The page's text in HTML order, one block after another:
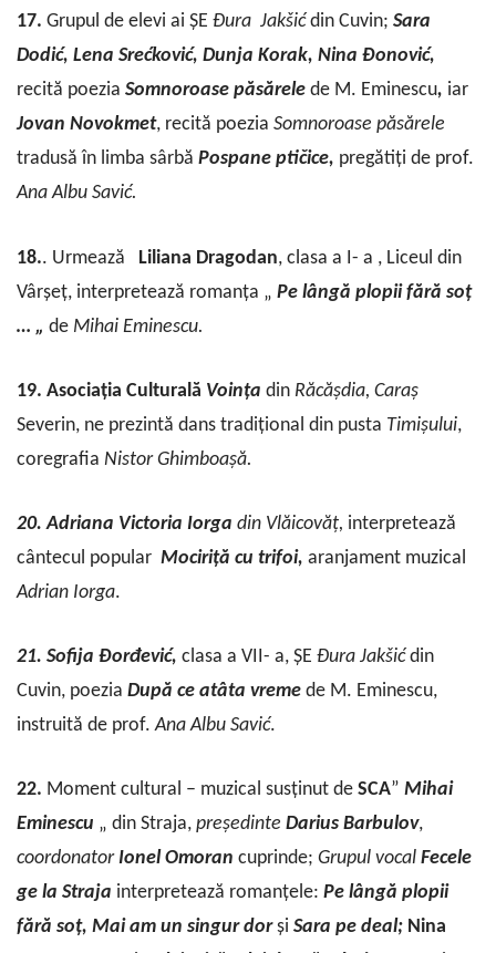
17. Grupul de elevi ai ȘE Đura Jakšićdin Cuvin; Sara
Dodić, Lena Srećković, Dunja Korak, Nina Đonović,
recită poezia Somnoroase păsărele de M. Eminescu, iar
Jovan Novokmet, recită poezia Somnoroase păsărele
tradusă în limba sârbă Pospane ptičice, pregătiți de prof.
Ana Albu Savić.
18.. Urmează Liliana Dragodan, clasa a I- a , Liceul din
Vârșeț, interpretează romanța „ Pe lângă plopii fără soț
… „ de Mihai Eminescu.
19. Asociația Culturală Voința din Răcășdia, Caraș
Severin, ne prezintă dans tradițional din pusta Timișului,
coregrafia Nistor Ghimboașă.
20. Adriana Victoria Iorga din Vlăicovăț, interpretează
cântecul popular Mociriță cu trifoi, aranjament muzical
Adrian Iorga.
21. Sofija Đorđević, clasa a VII- a, ȘE Đura Jakšićdin
Cuvin, poezia După ce atâta vreme de M. Eminescu,
instruită de prof.Ana Albu Savić.
22. Moment cultural – muzical susținut de SCA” Mihai
Eminescu „ din Straja, președinte Darius Barbulov,
coordonator Ionel Omoran cuprinde; Grupul vocal Fecele
ge la Straja interpretează romanțele: Pe lângă plopii
fără soț, Mai am un singur dorși Sara pe deal; Nina